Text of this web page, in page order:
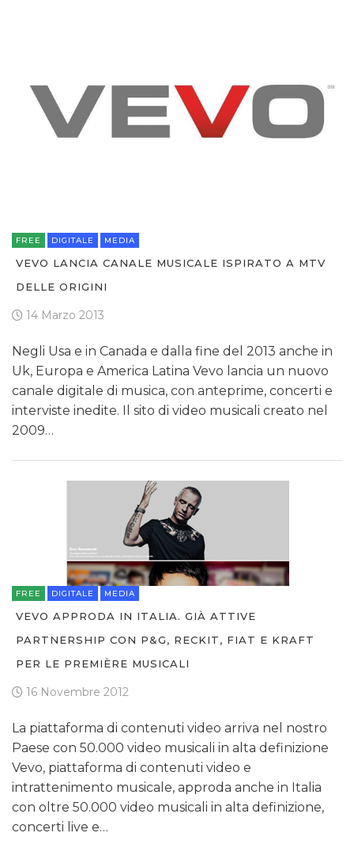
FREE DIGITALE MEDIA
VEVO LANCIA CANALE MUSICALE ISPIRATO A MTV
DELLE ORIGINI
14 Marzo 2013
Negli Usa e in Canada e dalla fine del 2013 anche in
Uk, Europa e America Latina Vevo lancia un nuovo
canale digitale di musica, con anteprime, concerti e
interviste inedite. Il sito di video musicali creato nel
2009…
FREE DIGITALE MEDIA
VEVO APPRODA IN ITALIA. GIÀ ATTIVE
PARTNERSHIP CON P&G, RECKIT, FIAT E KRAFT
PER LE PREMIÈRE MUSICALI
16 Novembre 2012
La piattaforma di contenuti video arriva nel nostro
Paese con 50.000 video musicali in alta definizione
Vevo, piattaforma di contenuti video e
intrattenimento musicale, approda anche in Italia
con oltre 50.000 video musicali in alta definizione,
concerti live e…